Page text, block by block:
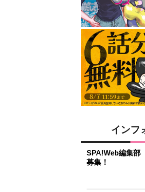
インフ
SPA!Web編集
募集！